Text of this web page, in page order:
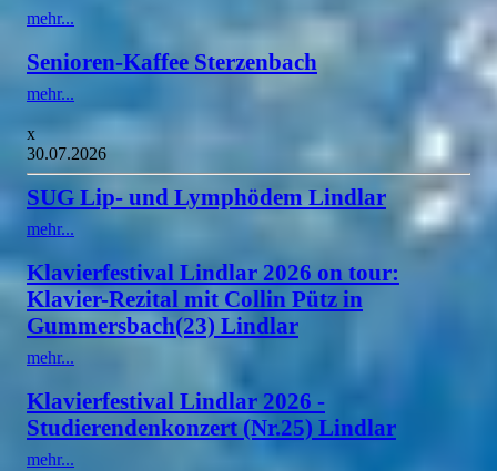
mehr...
Senioren-Kaffee Sterzenbach
mehr...
x
30.07.2026
SUG Lip- und Lymphödem Lindlar
mehr...
Klavierfestival Lindlar 2026 on tour:
Klavier-Rezital mit Collin Pütz in
Gummersbach(23) Lindlar
mehr...
Klavierfestival Lindlar 2026 -
Studierendenkonzert (Nr.25) Lindlar
mehr...